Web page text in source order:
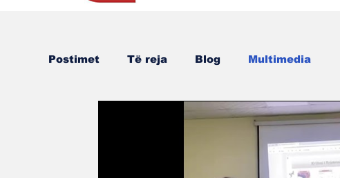
Postimet Të reja Blog Multimedia